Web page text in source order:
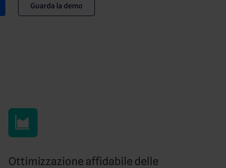
Guarda la demo
Ottimizzazione affidabile delle